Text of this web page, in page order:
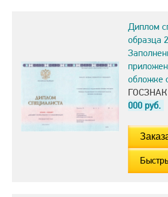
Диплом
образца
обложке
000 руб.